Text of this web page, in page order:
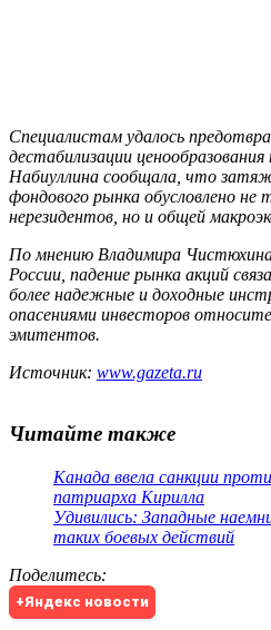
Специалистам удалось
дестабилизации
Набиуллина сообщала, что
фондового рынка обусловлено не
нерезидентов, но и общей
По мнению Владимира
России, падение рынка акций
более надежные и доходные
опасениями инвесторов
эмитентов.
Источник: www.gazeta.ru
Читайте также
Канада ввела санкции
патриарха Кирилла
Удивились: Западные
таких боевых действий
Поделитесь:
+Яндекс новости